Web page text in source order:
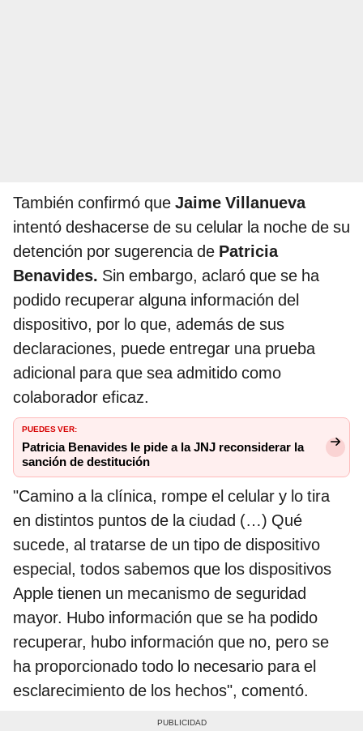
También confirmó que Jaime Villanueva
intentó deshacerse de su celular la noche de su
detención por sugerencia de Patricia
Benavides. Sin embargo, aclaró que se ha
podido recuperar alguna información del
dispositivo, por lo que, además de sus
declaraciones, puede entregar una prueba
adicional para que sea admitido como
colaborador eficaz.
PUEDES VER:
Patricia Benavides le pide a la JNJ reconsiderar la
sanción de destitución
"Camino a la clínica, rompe el celular y lo tira
en distintos puntos de la ciudad (…) Qué
sucede, al tratarse de un tipo de dispositivo
especial, todos sabemos que los dispositivos
Apple tienen un mecanismo de seguridad
mayor. Hubo información que se ha podido
recuperar, hubo información que no, pero se
ha proporcionado todo lo necesario para el
esclarecimiento de los hechos", comentó.